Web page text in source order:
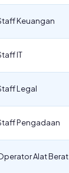
Keuangan
IT
Legal
Pengadaan
Alat Berat